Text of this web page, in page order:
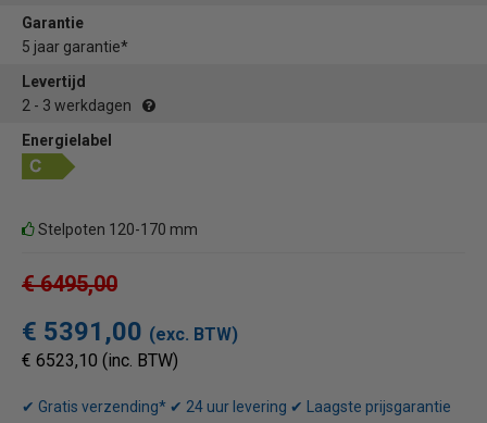
Garantie
5 jaar garantie*
Levertijd
2 - 3 werkdagen
Energielabel
Stelpoten 120-170 mm
€ 6495,00
€ 5391,00 (exc. BTW)
€ 6523,10 (inc. BTW)
✔ Gratis verzending* ✔ 24 uur levering ✔ Laagste prijsgarantie